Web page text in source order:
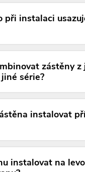
při instalaci
zástěny z
série?
instalovat
instalovat na